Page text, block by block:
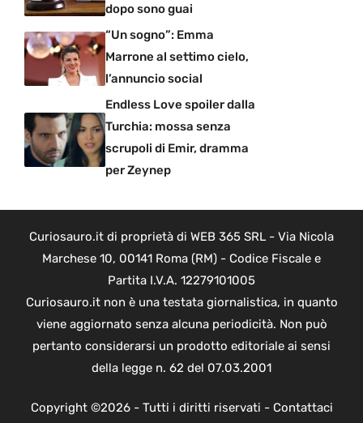
dopo sono guai
“Un sogno”: Emma
Marrone al settimo cielo,
l’annuncio social
Endless Love spoiler dalla
Turchia: mossa senza
scrupoli di Emir, dramma
per Zeynep
Curiosauro.it di proprietà di WEB 365 SRL - Via Nicola
Marchese 10, 00141 Roma (RM) - Codice Fiscale e
Partita I.V.A. 12279101005
Curiosauro.it non è una testata giornalistica, in quanto
viene aggiornato senza alcuna periodicità. Non può
pertanto considerarsi un prodotto editoriale ai sensi
della legge n. 62 del 07.03.2001
Copyright ©2026 - Tutti i diritti riservati - Contattaci